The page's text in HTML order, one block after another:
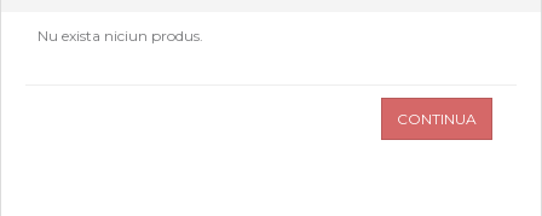
Nu exista niciun produs.
CONTINUA